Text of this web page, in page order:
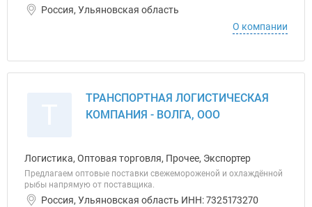
Россия, Ульяновская область
О компании
ТРАНСПОРТНАЯ ЛОГИСТИЧЕСКАЯ
КОМПАНИЯ - ВОЛГА, ООО
Логистика, Оптовая торговля, Прочее, Экспортер
Предлагаем оптовые поставки свежемороженой и охлаждённой
рыбы напрямую от поставщика.
Россия, Ульяновская область ИНН: 7325173270